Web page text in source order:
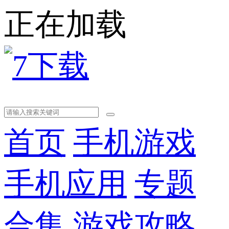
正在加载
首页 手机游戏
手机应用 专题